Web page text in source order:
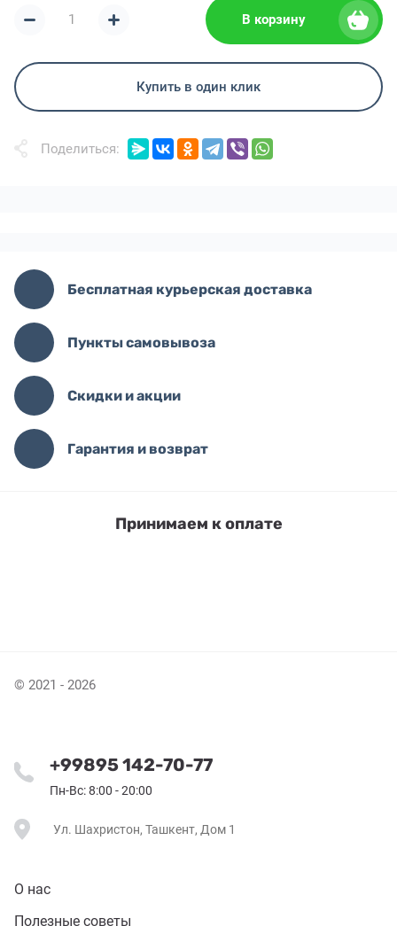
В корзину
Купить в один клик
Поделиться:
Бесплатная курьерская доставка
Пункты самовывоза
Скидки и акции
Гарантия и возврат
Принимаем к оплате
© 2021 - 2026
+99895 142-70-77
Пн-Вс: 8:00 - 20:00
Ул. Шахристон, Ташкент, Дом 1
О нас
Полезные советы